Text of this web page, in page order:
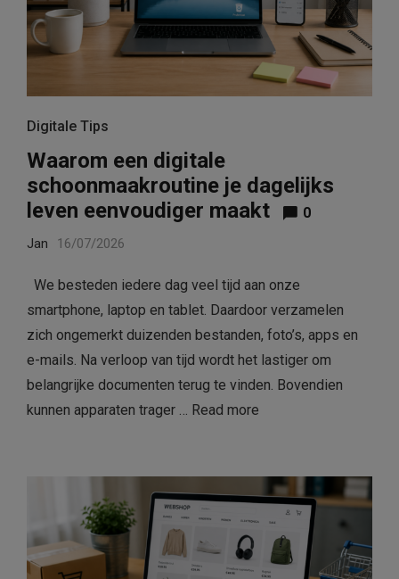
Digitale Tips
Waarom een digitale
schoonmaakroutine je dagelijks
leven eenvoudiger maakt
0
Jan 16/07/2026
We besteden iedere dag veel tijd aan onze
smartphone, laptop en tablet. Daardoor verzamelen
zich ongemerkt duizenden bestanden, foto’s, apps en
e-mails. Na verloop van tijd wordt het lastiger om
belangrijke documenten terug te vinden. Bovendien
kunnen apparaten trager … Read more